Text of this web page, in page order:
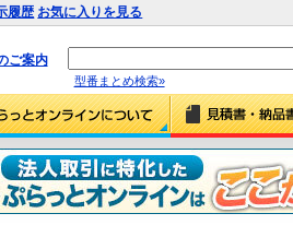
履歴 お気に入りを見る
ご案内
型番まとめ検索»